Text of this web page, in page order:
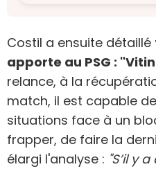
Costil a ensuite détaillé
apporte au PSG :
relance, à la
match, il est capable
situations face à un
frapper, de faire la
élargi l'analyse : "S’il y